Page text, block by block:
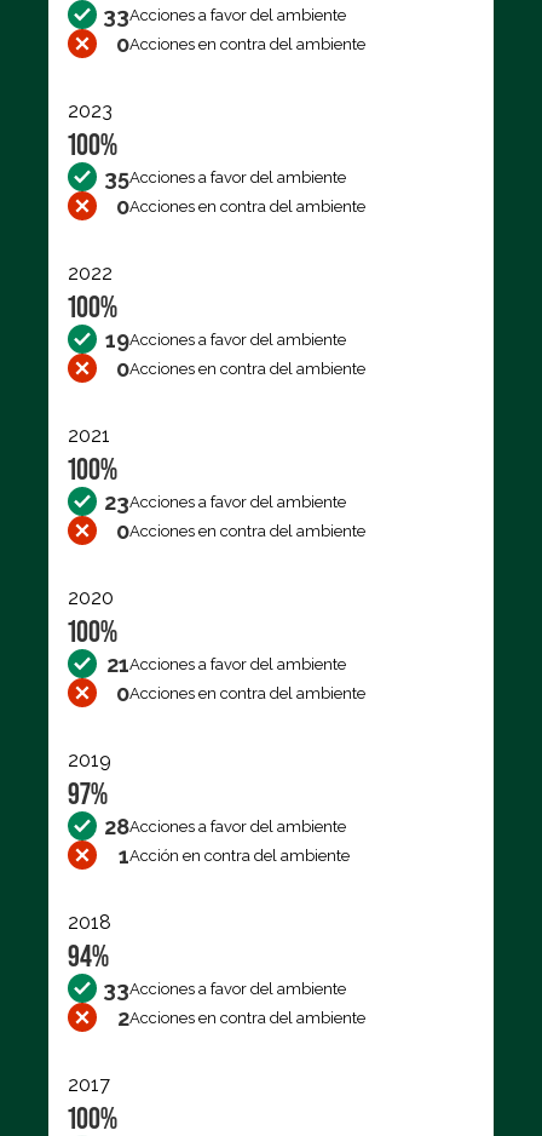
33Acciones a favor del ambiente
0Acciones en contra del ambiente
2023
100%
35Acciones a favor del ambiente
0Acciones en contra del ambiente
2022
100%
19Acciones a favor del ambiente
0Acciones en contra del ambiente
2021
100%
23Acciones a favor del ambiente
0Acciones en contra del ambiente
2020
100%
21Acciones a favor del ambiente
0Acciones en contra del ambiente
2019
97%
28Acciones a favor del ambiente
1Acción en contra del ambiente
2018
94%
33Acciones a favor del ambiente
2Acciones en contra del ambiente
2017
100%